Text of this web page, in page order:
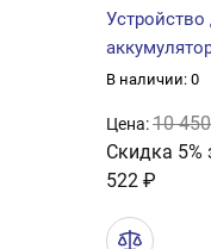
Устройство
В наличии: 0
Цена:10
Скидка 5%
522 ₽